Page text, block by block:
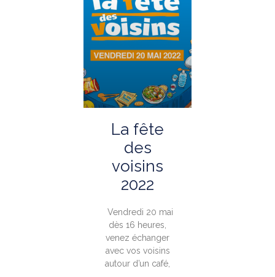
La fête
des
voisins
2022
Vendredi 20 mai
dès 16 heures,
venez échanger
avec vos voisins
autour d’un café,